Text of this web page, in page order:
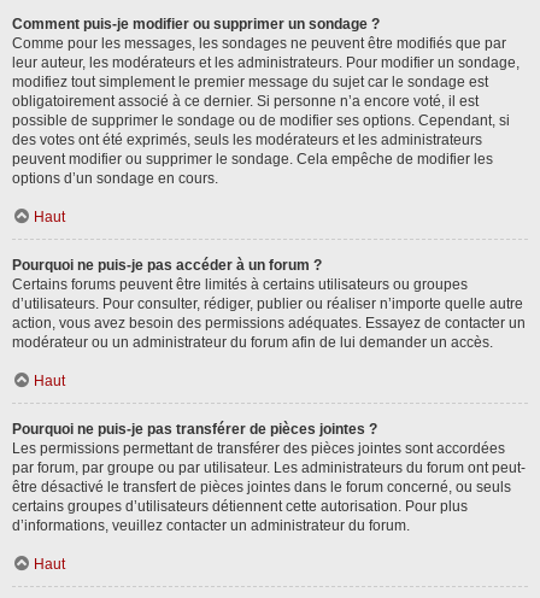
Comment puis-je modifier ou supprimer un sondage ?
Comme pour les messages, les sondages ne peuvent être modifiés que par
leur auteur, les modérateurs et les administrateurs. Pour modifier un sondage,
modifiez tout simplement le premier message du sujet car le sondage est
obligatoirement associé à ce dernier. Si personne n’a encore voté, il est
possible de supprimer le sondage ou de modifier ses options. Cependant, si
des votes ont été exprimés, seuls les modérateurs et les administrateurs
peuvent modifier ou supprimer le sondage. Cela empêche de modifier les
options d’un sondage en cours.
Haut
Pourquoi ne puis-je pas accéder à un forum ?
Certains forums peuvent être limités à certains utilisateurs ou groupes
d’utilisateurs. Pour consulter, rédiger, publier ou réaliser n’importe quelle autre
action, vous avez besoin des permissions adéquates. Essayez de contacter un
modérateur ou un administrateur du forum afin de lui demander un accès.
Haut
Pourquoi ne puis-je pas transférer de pièces jointes ?
Les permissions permettant de transférer des pièces jointes sont accordées
par forum, par groupe ou par utilisateur. Les administrateurs du forum ont peut-
être désactivé le transfert de pièces jointes dans le forum concerné, ou seuls
certains groupes d’utilisateurs détiennent cette autorisation. Pour plus
d’informations, veuillez contacter un administrateur du forum.
Haut